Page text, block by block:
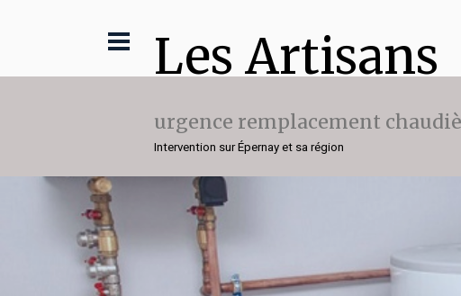
Les Artisans
urgence remplacement
Intervention sur Épernay et sa région